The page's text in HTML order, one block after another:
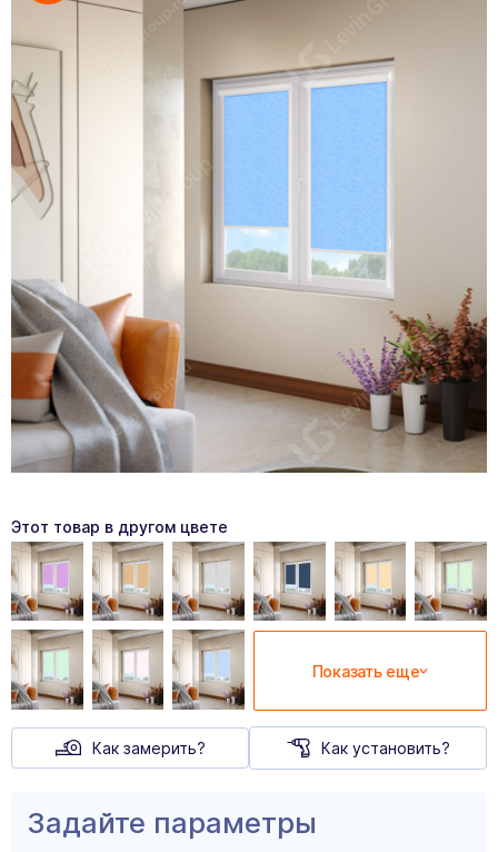
Этот товар в другом цвете
Показать еще
Как замерить? Как установить?
Задайте параметры